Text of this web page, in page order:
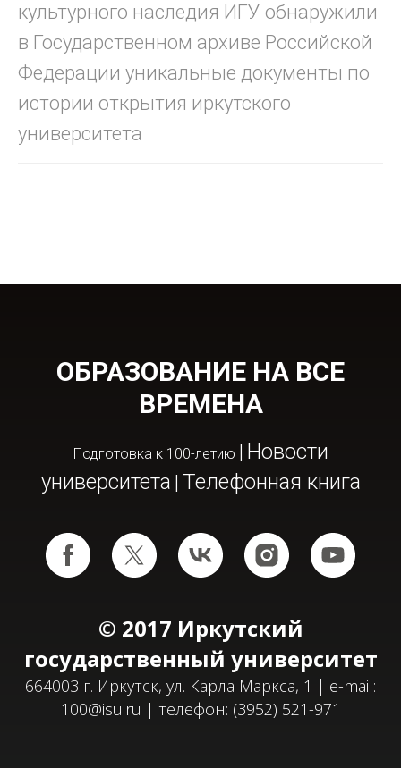
культурного наследия ИГУ обнаружили
в Государственном архиве Российской
Федерации уникальные документы по
истории открытия иркутского
университета
ОБРАЗОВАНИЕ НА ВСЕ
ВРЕМЕНА
Подготовка к 100-летию
Новости
университета Телефонная книга
© 2017 Иркутский
государственный университет
664003 г. Иркутск, ул. Карла Маркса, 1 | e-mail:
100@isu.ru | телефон: (3952) 521-971